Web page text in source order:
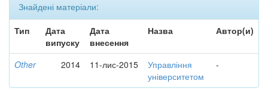
Знайдені матеріали:
Тип
Дата
випуску
Дата
внесення
Назва Автор(и)
Other 2014 11-лис-2015
Управління
університетом
-